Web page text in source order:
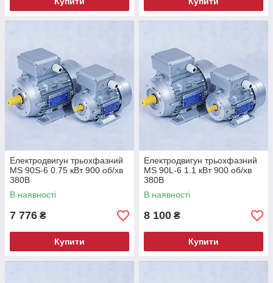
Електродвигун трьохфазний
MS 90S-6 0.75 кВт 900 об/хв
380В
В наявності
7 776 ₴
Купити
Електродвигун трьохфазний
MS 90L-6 1.1 кВт 900 об/хв
380В
В наявності
8 100 ₴
Купити